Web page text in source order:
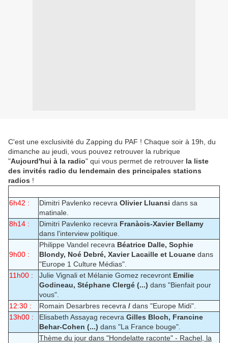
C'est une exclusivité du Zapping du PAF ! Chaque soir à 19h, du
dimanche au jeudi, vous pouvez retrouver la rubrique
"Aujourd'hui à la radio" qui vous permet de retrouver la liste
des invités radio du lendemain des principales stations
radios !
6h42 : Dimitri Pavlenko recevra Olivier Lluansi dans sa
matinale.
8h14 :
Dimitri Pavlenko recevra Franàois-Xavier Bellamy
dans l'interview politique.
9h00 :
Philippe Vandel recevra Béatrice Dalle, Sophie
Blondy, Noé Debré, Xavier Lacaille et Louane dans
"Europe 1 Culture Médias".
11h00 :
Julie Vignali et Mélanie Gomez recevront Emilie
Godineau, Stéphane Clergé (...) dans "Bienfait pour
vous".
12:30 :
Romain Desarbres recevra / dans "Europe Midi".
13h00 :
Elisabeth Assayag recevra Gilles Bloch, Francine
Behar-Cohen (...) dans "La France bouge".
Thème du jour dans "Hondelatte raconte" - Rachel, la